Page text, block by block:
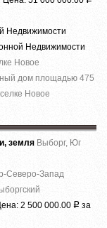
Недвижимости
Недвижимости
Новое
дом площадью 475
Новое
земля Выборг, Юг
Северо-Запад
2 500 000.00 Р за